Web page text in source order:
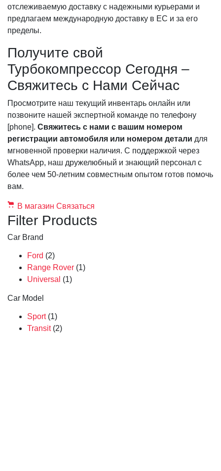
отслеживаемую доставку с надежными курьерами и
предлагаем международную доставку в ЕС и за его
пределы.
Получите свой
Турбокомпрессор Сегодня –
Свяжитесь с Нами Сейчас
Просмотрите наш текущий инвентарь онлайн или
позвоните нашей экспертной команде по телефону
[phone]. Свяжитесь с нами с вашим номером
регистрации автомобиля или номером детали для
мгновенной проверки наличия. С поддержкой через
WhatsApp, наш дружелюбный и знающий персонал с
более чем 50-летним совместным опытом готов помочь
вам.
В магазин Связаться
Filter Products
Car Brand
Ford (2)
Range Rover (1)
Universal (1)
Car Model
Sport (1)
Transit (2)